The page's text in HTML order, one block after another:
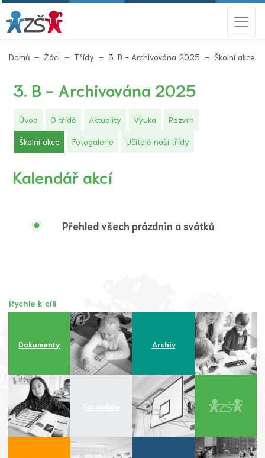
Domů Žáci Třídy 3. B - Archivována 2025 Školní akce
3. B - Archivována 2025
Úvod O třídě Aktuality Výuka Rozvrh
Školní akce (aktuální)
Fotogalerie Učitelé naší třídy
Kalendář akcí
Přehled všech prázdnin a svátků
Rychle k cíli
Dokumenty Archiv